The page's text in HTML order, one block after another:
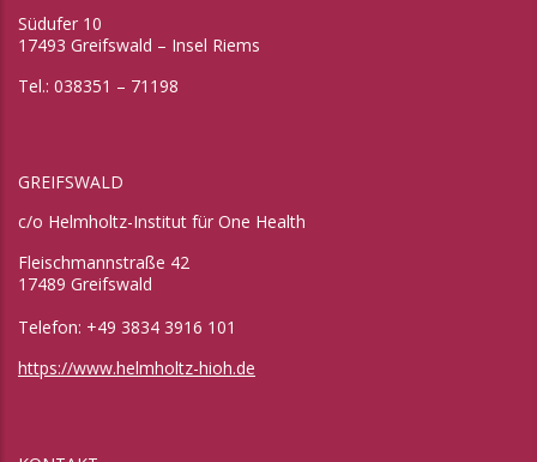
Südufer 10
17493 Greifswald – Insel Riems
Tel.: 038351 – 71198
GREIFSWALD
c/o Helmholtz-Institut für One Health
Fleischmannstraße 42
17489 Greifswald
Telefon: +49 3834 3916 101
https://www.helmholtz-hioh.de